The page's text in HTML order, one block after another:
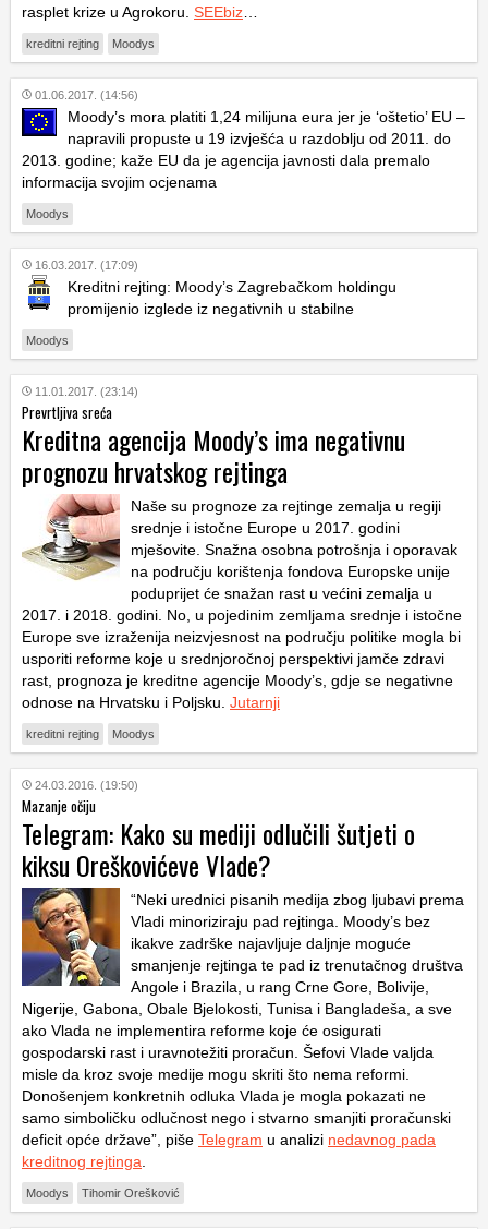
rasplet krize u Agrokoru. SEEbiz
kreditni rejting Moodys
01.06.2017. (14:56)
Moody’s mora platiti 1,24 milijuna eura jer je ‘oštetio’ EU –
napravili propuste u 19 izvješća u razdoblju od 2011. do
2013. godine; kaže EU da je agencija javnosti dala premalo
informacija svojim ocjenama
Moodys
16.03.2017. (17:09)
Kreditni rejting: Moody’s Zagrebačkom holdingu
promijenio izglede iz negativnih u stabilne
Moodys
11.01.2017. (23:14)
Prevrtljiva sreća
Kreditna agencija Moody’s ima negativnu
prognozu hrvatskog rejtinga
Naše su prognoze za rejtinge zemalja u regiji
srednje i istočne Europe u 2017. godini
mješovite. Snažna osobna potrošnja i oporavak
na području korištenja fondova Europske unije
poduprijet će snažan rast u većini zemalja u
2017. i 2018. godini. No, u pojedinim zemljama srednje i istočne
Europe sve izraženija neizvjesnost na području politike mogla bi
usporiti reforme koje u srednjoročnoj perspektivi jamče zdravi
rast, prognoza je kreditne agencije Moody’s, gdje se negativne
odnose na Hrvatsku i Poljsku. Jutarnji
kreditni rejting Moodys
24.03.2016. (19:50)
Mazanje očiju
Telegram: Kako su mediji odlučili šutjeti o
kiksu Oreškovićeve Vlade?
“Neki urednici pisanih medija zbog ljubavi prema
Vladi minoriziraju pad rejtinga. Moody’s bez
ikakve zadrške najavljuje daljnje moguće
smanjenje rejtinga te pad iz trenutačnog društva
Angole i Brazila, u rang Crne Gore, Bolivije,
Nigerije, Gabona, Obale Bjelokosti, Tunisa i Bangladeša, a sve
ako Vlada ne implementira reforme koje će osigurati
gospodarski rast i uravnotežiti proračun. Šefovi Vlade valjda
misle da kroz svoje medije mogu skriti što nema reformi.
Donošenjem konkretnih odluka Vlada je mogla pokazati ne
samo simboličku odlučnost nego i stvarno smanjiti proračunski
deficit opće države”, piše Telegram u analizi nedavnog pada
kreditnog rejtinga
Moodys Tihomir Orešković